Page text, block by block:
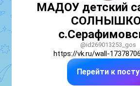
МАДОУ детский
@id269013253_gos
https://vk.ru/wall-
Перейти к посту